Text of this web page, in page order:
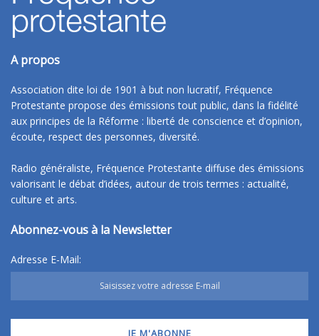
A propos
Association dite loi de 1901 à but non lucratif, Fréquence
Protestante propose des émissions tout public, dans la fidélité
aux principes de la Réforme : liberté de conscience et d’opinion,
écoute, respect des personnes, diversité.
Radio généraliste, Fréquence Protestante diffuse des émissions
valorisant le débat d’idées, autour de trois termes : actualité,
culture et arts.
Abonnez-vous à la Newsletter
Adresse E-Mail: